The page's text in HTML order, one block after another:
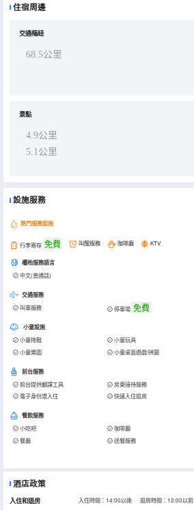
與自然相融，開啟您休憩獨享的美好時光。
住宿周邊
交通樞紐
68.5公里
景點
4.9公里
5.1公里
設施服務
熱門服務設施
行李寄存 免費 叫醒服務 咖啡廳 KTV
櫃枱服務語言
中文(普通話)
交通服務
叫車服務 停車場 免費
小童設施
小童拖鞋 小童玩具
小童樂園
小童桌面遊戲/拼圖
前台服務
前台提供翻譯工具 房東接待服務
電子身份證入住
快速入住退房
餐飲服務
小吃吧 咖啡廳
餐廳
送餐服務
酒店政策
入住和退房 入住時間：14:00以後 退房時間：12:00以前